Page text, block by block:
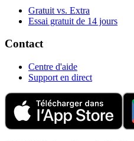
Gratuit vs. Extra
Essai gratuit de 14 jours
Contact
Centre d'aide
Support en direct